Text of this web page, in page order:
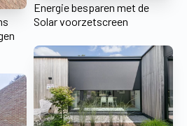
Energie besparen met de
Solar voorzetscreen